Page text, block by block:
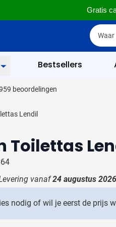
Gratis
Zoek
Zoek
Toon submenu voor
Toon submenu voor
Toon submenu voor
Toon submenu voor
Bestsellers
is 86
beoordelingen
Lendil
Toilettas
vanaf24 augustus 2026
nodig of wil je eerst de prijs